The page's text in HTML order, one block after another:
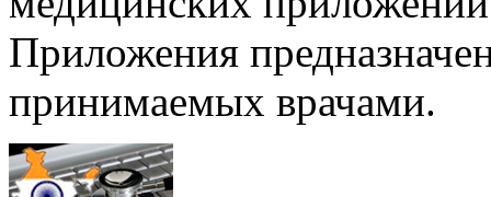
Приложения
принимаемых врачами.